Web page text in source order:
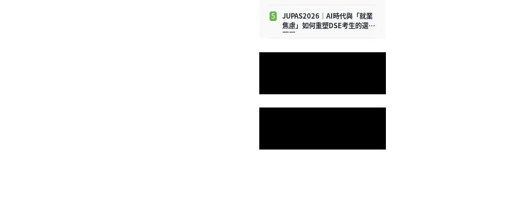
5
JUPAS2026｜AI時代與「就業
焦慮」如何重塑DSE考生的選科